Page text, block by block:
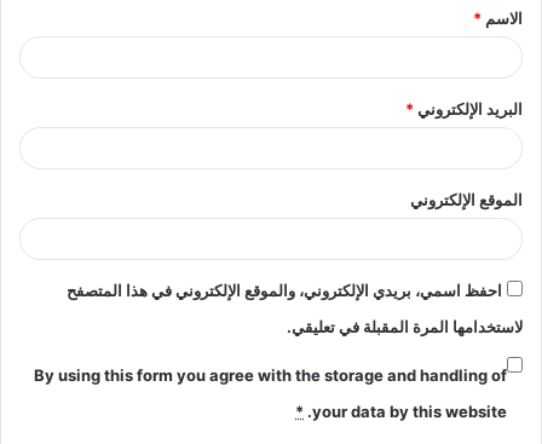
*
الاسم *
البريد الإلكتروني*
الموقع الإلكتروني
احفظ اسمي، بريدي الإلكتروني، والموقع الإلكتروني في هذا المتصفح
لاستخدامها المرة المقبلة في تعليقي.
By using this form you agree with the storage and handling of
your data by this website.
*